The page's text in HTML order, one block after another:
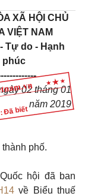
Đã biết
XÃ HỘI CHỦ
VIỆT NAM
Tự do - Hạnh
phúc
02tháng01
năm 2019
phố.
hội đã ban
về Biểu thuế